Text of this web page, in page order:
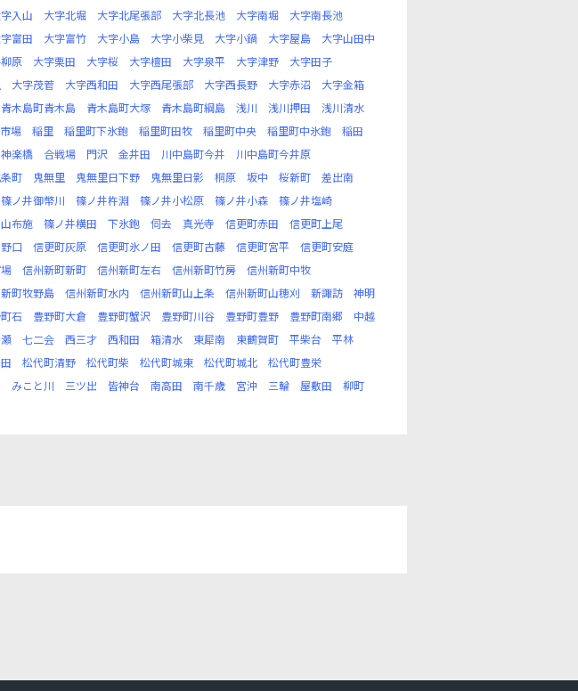
入山 大字北堀 大字北尾張部 大字北長池 大字南堀
大字南長池
富田 大字富竹 大字小島 大字小柴見 大字小鍋 大字屋島
大字山田中
原 大字栗田 大字桜 大字檀田 大字泉平 大字津野
大字田子
大字茂菅 大字西和田 大字西尾張部 大字西長野 大字赤沼
大字金箱
青木島町青木島 青木島町大塚 青木島町綱島 浅川 浅川押田
浅川清水
市場 稲里 稲里町下氷鉋 稲里町田牧 稲里町中央 稲里町中氷鉋
稲田
神楽橋 合戦場 門沢 金井田 川中島町今井
川中島町今井原
町 鬼無里 鬼無里日下野 鬼無里日影 桐原 坂中 桜新町
差出南
篠ノ井御幣川 篠ノ井杵淵 篠ノ井小松原 篠ノ井小森
篠ノ井塩崎
布施 篠ノ井横田 下氷鉋 伺去 真光寺 信更町赤田
信更町上尾
口 信更町灰原 信更町氷ノ田 信更町古藤 信更町宮平
信更町安庭
信州新町新町 信州新町左右 信州新町竹房
信州新町中牧
町牧野島 信州新町水内 信州新町山上条 信州新町山穂刈 新諏訪
神明
石 豊野町大倉 豊野町蟹沢 豊野町川谷 豊野町豊野 豊野町南郷
中越
七二会 西三才 西和田 箱清水 東犀南 東鶴賀町 平柴台
平林
松代町清野 松代町柴 松代町城東 松代町城北
松代町豊栄
みこと川 三ツ出 皆神台 南高田 南千歳 宮沖 三輪 屋敷田
柳町